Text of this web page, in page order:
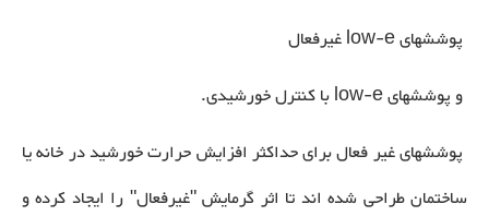
پوششهای low-e غیرفعال
و پوششهای low-e با کنترل خورشیدی.
پوششهای غیر فعال برای حداکثر افزایش حرارت خورشید در خانه یا
ساختمان طراحی شده اند تا اثر گرمایش "غیرفعال" را ایجاد کرده و